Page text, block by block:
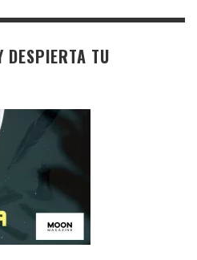
DESPIERTA TU